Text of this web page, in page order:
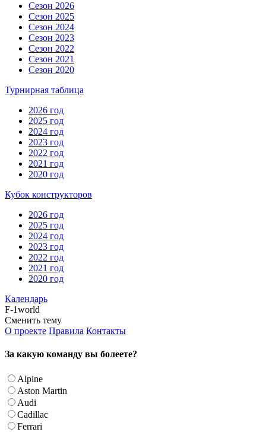
Сезон 2026
Сезон 2025
Сезон 2024
Сезон 2023
Сезон 2022
Сезон 2021
Сезон 2020
Турнирная таблица
2026 год
2025 год
2024 год
2023 год
2022 год
2021 год
2020 год
Кубок конструкторов
2026 год
2025 год
2024 год
2023 год
2022 год
2021 год
2020 год
Календарь
F-1world
Сменить тему
О проекте Правила Контакты
За какую команду вы болеете?
Alpine
Aston Martin
Audi
Cadillac
Ferrari